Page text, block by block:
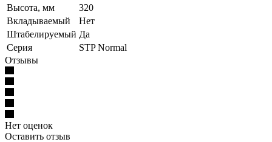
Высота, мм
320
Вкладываемый
Нет
Штабелируемый Да
Серия
STP Normal
Отзывы
Нет оценок
Оставить отзыв